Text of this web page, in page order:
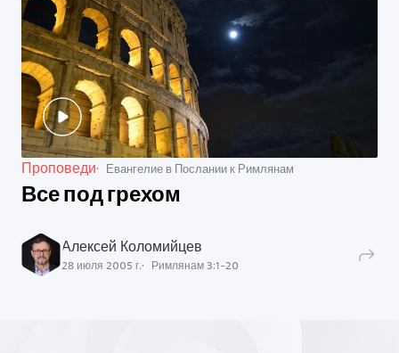
Проповеди Евангелие в Послании к Римлянам
Все под грехом
Алексей Коломийцев
28 июля 2005 г. Римлянам 3:1-20